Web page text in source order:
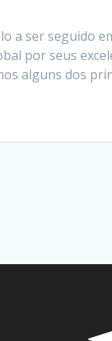
a ser seguido
por seus
alguns dos